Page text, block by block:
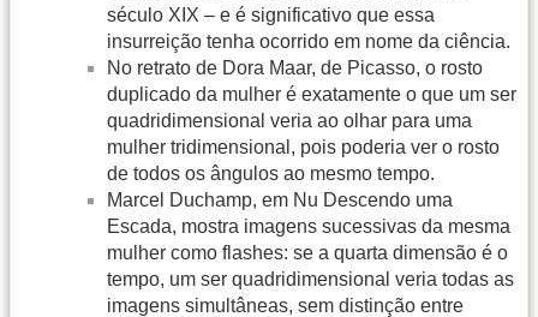
século XIX – e é significativo que essa
insurreição tenha ocorrido em nome da ciência.
No retrato de Dora Maar, de Picasso, o rosto
duplicado da mulher é exatamente o que um ser
quadridimensional veria ao olhar para uma
mulher tridimensional, pois poderia ver o rosto
de todos os ângulos ao mesmo tempo.
Marcel Duchamp, em Nu Descendo uma
Escada, mostra imagens sucessivas da mesma
mulher como flashes: se a quarta dimensão é o
tempo, um ser quadridimensional veria todas as
imagens simultâneas, sem distinção entre